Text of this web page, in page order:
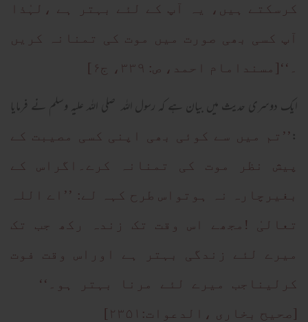
کرسکتے ہیں، یہ آپ کے لئے بہتر ہے ،لہٰذا
آپ کسی بھی صورت میں موت کی تمنانہ کریں
۔‘‘[مسندامام احمد، ص: ۳۳۹، ج۶]
ایک دوسری حدیث میں بیان ہے کہ رسول اللہ صلی اللہ علیہ وسلم نے فرمایا
: ’’تم میں سے کوئی بھی اپنی کسی مصیبت کے
پیش نظر موت کی تمنانہ کرے۔اگراس کے
بغیرچارہ نہ ہوتواس طرح کہہ لے: ’’اے اللہ
تعالیٰ !مجھے اس وقت تک زندہ رکھ جب تک
میرے لئے زندگی بہتر ہے اوراس وقت فوت
کرلیناجب میرے لئے مرنا بہتر ہو۔‘‘
[صحیح بخاری ،الدعوات:۲۳۵۱]